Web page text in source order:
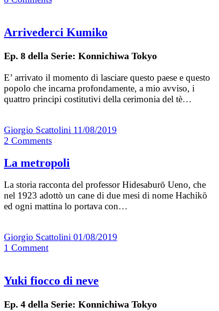
Arrivederci Kumiko
Ep. 8 della Serie: Konnichiwa Tokyo
E’ arrivato il momento di lasciare questo paese e questo
popolo che incarna profondamente, a mio avviso, i
quattro principi costitutivi della cerimonia del tè…
Giorgio Scattolini 11/08/2019
2 Comments
La metropoli
La storia racconta del professor Hidesaburō Ueno, che
nel 1923 adottò un cane di due mesi di nome Hachikō
ed ogni mattina lo portava con…
Giorgio Scattolini 01/08/2019
1 Comment
Yuki fiocco di neve
Ep. 4 della Serie: Konnichiwa Tokyo